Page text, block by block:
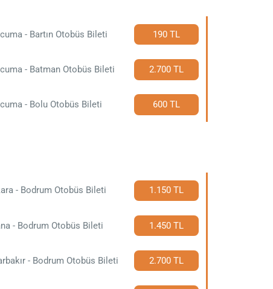
- Bartın Otobüs Bileti 190 TL
- Batman Otobüs Bileti 2.700 TL
- Bolu Otobüs Bileti 600 TL
- Bodrum Otobüs Bileti 1.150 TL
- Bodrum Otobüs Bileti 1.450 TL
- Bodrum Otobüs Bileti 2.700 TL